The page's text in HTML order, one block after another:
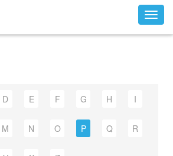
D E F G H I
M N O P Q R